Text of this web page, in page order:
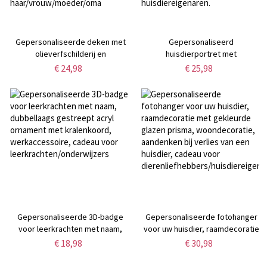
Gepersonaliseerde deken met
olieverfschilderij en
geboortebloemmotief, inclusief
voor bed of bank,
woondecoratie,
verjaardagscadeau voor
haar/vrouw/moeder/oma
€ 24,98
Gepersonaliseerd
huisdierportret met
regenboogwolk, gedenklamp op
tuindecoratie,
troostgeschenk/geschenk bij
verlies van een huisdier voor
huisdiereigenaren.
€ 25,98
Gepersonaliseerde 3D-badge
voor leerkrachten met naam,
dubbellaags gestreept acryl
€ 18,98
Gepersonaliseerde fotohanger
voor uw huisdier, raamdecoratie
met gekleurde glazen prisma,
€ 30,98